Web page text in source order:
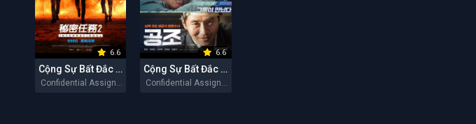
6.6
Cộng Sự Bất Đắc Dĩ 2: Đặc Vụ Xuyên Quốc Gia
Confidential Assignment 2: International 2022
6.6
Cộng Sự Bất Đắc Dĩ
Confidential Assignment 2017